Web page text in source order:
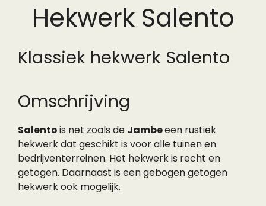
Hekwerk Salento
Klassiek hekwerk Salento
Omschrijving
Salentois net zoals de Jambeeen rustiek
hekwerk dat geschikt is voor alle tuinen en
bedrijventerreinen. Het hekwerk is recht en
getogen. Daarnaast is een gebogen getogen
hekwerk ook mogelijk.